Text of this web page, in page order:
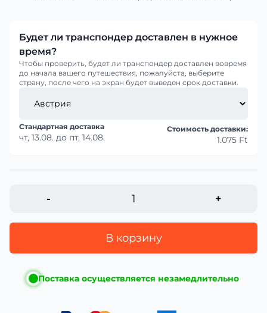
Будет ли транспондер доставлен в нужное
время?
Чтобы проверить, будет ли транспондер доставлен вовремя
до начала вашего путешествия, пожалуйста, выберите
страну, после чего на экран будет выведен срок доставки.
Стандартная доставка
чт, 13.08. до пт, 14.08.
Стоимость доставки:
1.075 Ft
- +
В корзину
Поставка осуществляется незамедлительно